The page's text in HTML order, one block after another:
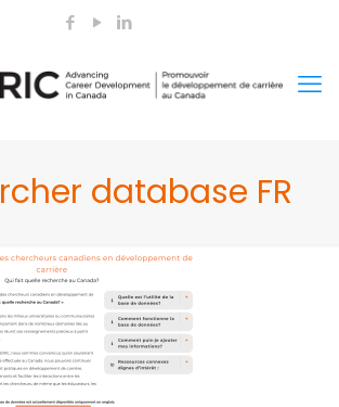
database FR